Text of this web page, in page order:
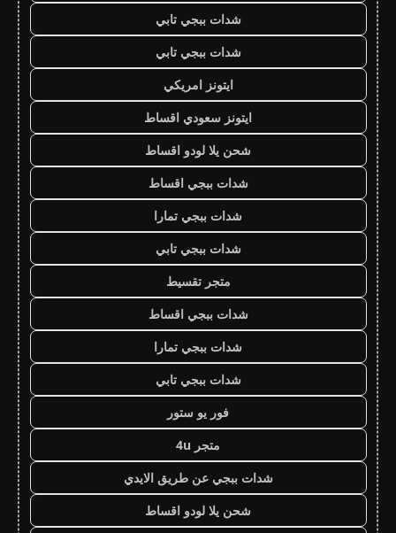
شدات ببجي تابي
شدات ببجي تابي
ايتونز امريكي
ايتونز سعودي اقساط
شحن يلا لودو اقساط
شدات ببجي اقساط
شدات ببجي تمارا
شدات ببجي تابي
متجر تقسيط
شدات ببجي اقساط
شدات ببجي تمارا
شدات ببجي تابي
فور يو ستور
متجر 4u
شدات ببجي عن طريق الايدي
شحن يلا لودو اقساط